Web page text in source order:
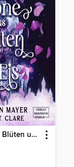
Eine Krone aus Blüten und Eis--Honey & Ash, Band 3 (ungekürzt)